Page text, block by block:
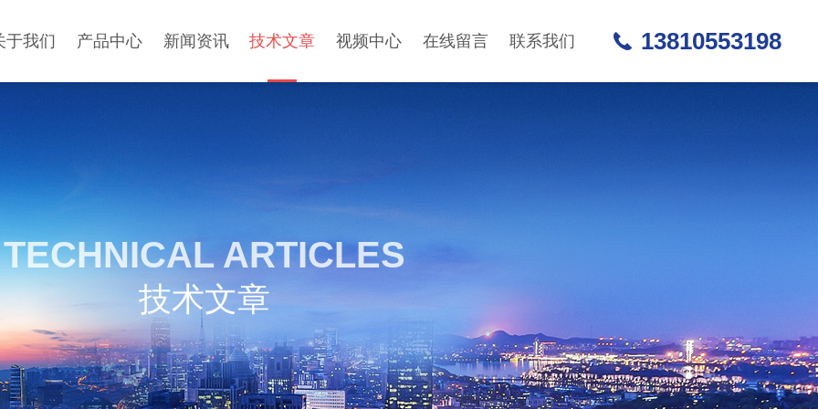
于我们 产品中心 新闻资讯 技术文章 视频中心 在线留言 联系我们 13810553198
TECHNICAL ARTICLES
技术文章